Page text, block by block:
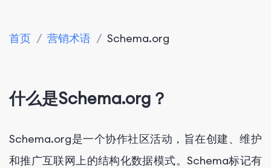
首页 / 营销术语 / Schema.org
什么是Schema.org？
Schema.org是一个协作社区活动，旨在创建、维护
和推广互联网上的结构化数据模式。Schema标记有